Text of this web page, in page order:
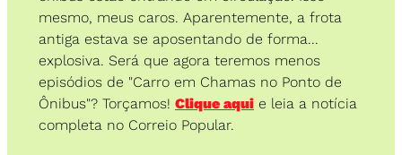
mesmo, meus caros. Aparentemente, a frota
antiga estava se aposentando de forma...
explosiva. Será que agora teremos menos
episódios de "Carro em Chamas no Ponto de
Ônibus"? Torçamos! Clique aqui e leia a notícia
completa no Correio Popular.